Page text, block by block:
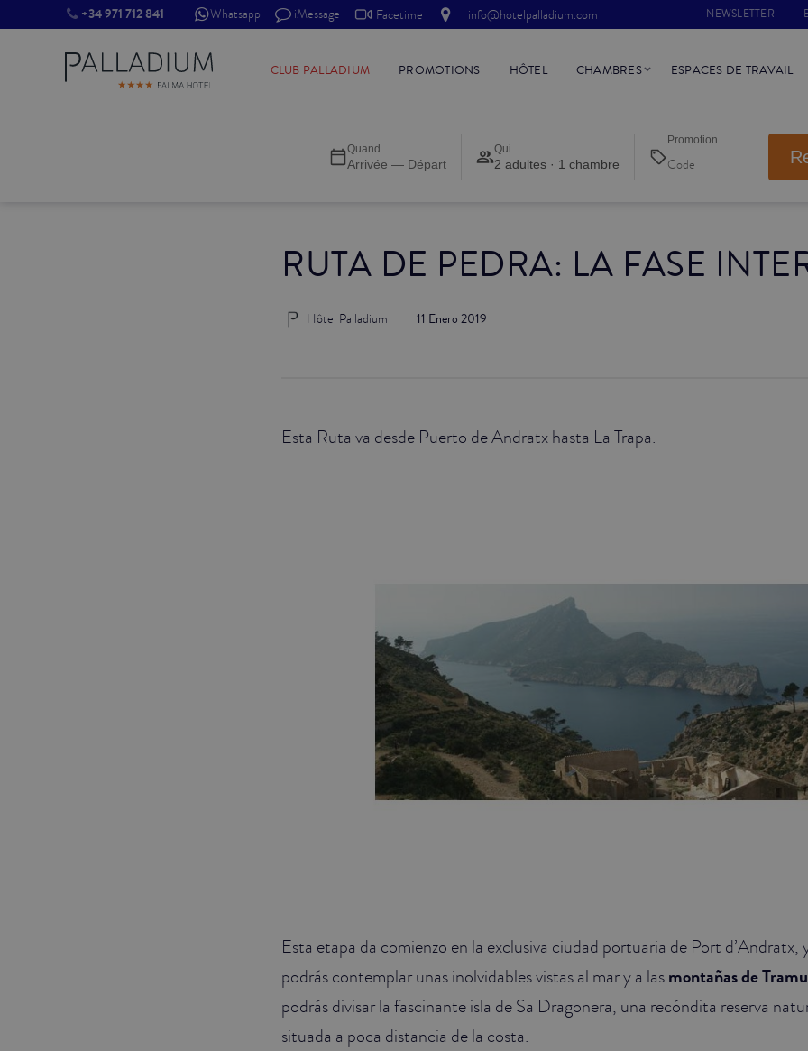
RUTA DE PEDRA: LA FASE
11 Enero 2019
Hôtel Palladium
Esta Ruta va desde Puerto de Andratx hasta La Trapa.
Esta etapa da comienzo en la exclusiva ciudad portuaria de Port d’Andratx,
podrás contemplar unas inolvidables vistas al mar y a lasmontañas de
podrás divisar la fascinante isla de Sa Dragonera, una recóndita reserva
situada a poca distancia de la costa.
+34 971 712 841 Whatsapp iMessage Facetime info@hotelpalladium.com NEWSLETTER
CLUB PALLADIUM PROMOTIONS HÔTEL CHAMBRES ESPACES DE TRAVAIL
Quand
Arrivée — Départ
Qui
2 adultes · 1 chambre
Promotion
SINGLE RED